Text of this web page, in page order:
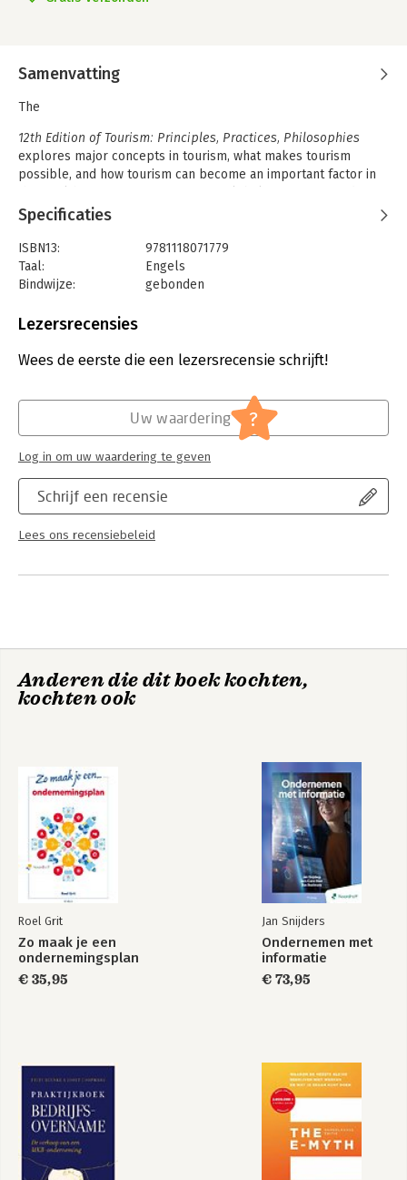
Samenvatting
The
12th Edition of Tourism: Principles, Practices, Philosophies
explores major concepts in tourism, what makes tourism
possible, and how tourism can become an important factor in
overview of the principles, practices, and philosophies that
affect the cultural, social, economic, psychological, and
marketing aspects of human travel and the tourism industry.
Among the topics given expanded coverage in this edition are:
B&Bs, time shares, meetings and conventions, sustainable
Specificaties
ISBN13:
9781118071779
Taal:
Engels
Bindwijze:
gebonden
Uitgever:
Verschijningsdatum:
11-11-2011
Lezersrecensies
Wees de eerste die een lezersrecensie schrijft!
Schrijf een recensie
Lees ons recensiebeleid
Uw waardering ?
Log in om uw waardering te geven
Anderen die dit boek kochten,
kochten ook
Roel Grit
Zo maak je een
ondernemingsplan
€ 35,95
Jan Snijders
Ondernemen met
informatie
€ 73,95